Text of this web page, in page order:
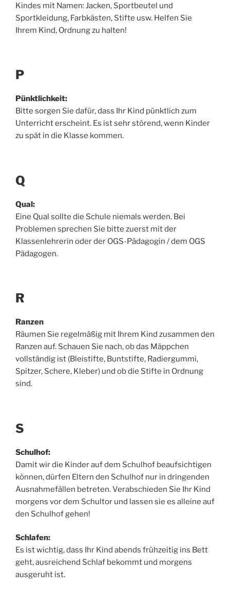
Kindes mit Namen: Jacken, Sportbeutel und
Sportkleidung, Farbkästen, Stifte usw. Helfen Sie
Ihrem Kind, Ordnung zu halten!
P
Pünktlichkeit:
Bitte sorgen Sie dafür, dass Ihr Kind pünktlich zum
Unterricht erscheint. Es ist sehr störend, wenn Kinder
zu spät in die Klasse kommen.
Q
Qual:
Eine Qual sollte die Schule niemals werden. Bei
Problemen sprechen Sie bitte zuerst mit der
Klassenlehrerin oder der OGS-Pädagogin / dem OGS
Pädagogen.
R
Ranzen
Räumen Sie regelmäßig mit Ihrem Kind zusammen den
Ranzen auf. Schauen Sie nach, ob das Mäppchen
vollständig ist (Bleistifte, Buntstifte, Radiergummi,
Spitzer, Schere, Kleber) und ob die Stifte in Ordnung
sind.
S
Schulhof:
Damit wir die Kinder auf dem Schulhof beaufsichtigen
können, dürfen Eltern den Schulhof nur in dringenden
Ausnahmefällen betreten. Verabschieden Sie Ihr Kind
morgens vor dem Schultor und lassen sie es alleine auf
den Schulhof gehen!
Schlafen:
Es ist wichtig, dass Ihr Kind abends frühzeitig ins Bett
geht, ausreichend Schlaf bekommt und morgens
ausgeruht ist.